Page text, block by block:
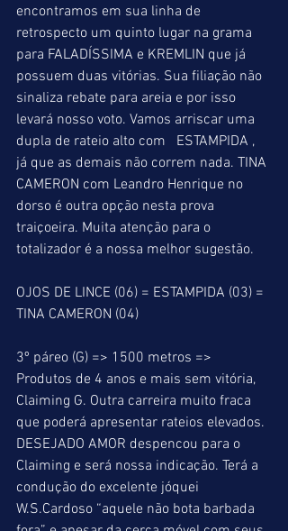
encontramos em sua linha de
retrospecto um quinto lugar na grama
para FALADÍSSIMA e KREMLIN que já
possuem duas vitórias. Sua filiação não
sinaliza rebate para areia e por isso
levará nosso voto. Vamos arriscar uma
dupla de rateio alto com   ESTAMPIDA ,
já que as demais não correm nada. TINA
CAMERON com Leandro Henrique no
dorso é outra opção nesta prova
traiçoeira. Muita atenção para o
totalizador é a nossa melhor sugestão.
OJOS DE LINCE (06) = ESTAMPIDA (03) =
TINA CAMERON (04)
3º páreo (G) => 1500 metros =>
Produtos de 4 anos e mais sem vitória,
Claiming G. Outra carreira muito fraca
que poderá apresentar rateios elevados.
DESEJADO AMOR despencou para o
Claiming e será nossa indicação. Terá a
condução do excelente jóquei
W.S.Cardoso “aquele não bota barbada